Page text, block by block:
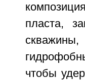
пласта,
скважины,
чтобы